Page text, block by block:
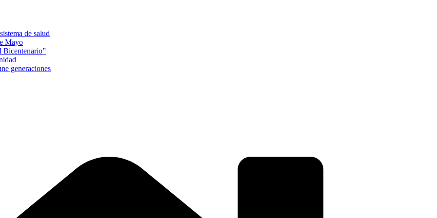
de salud
Mayo
Bicentenario”
generaciones